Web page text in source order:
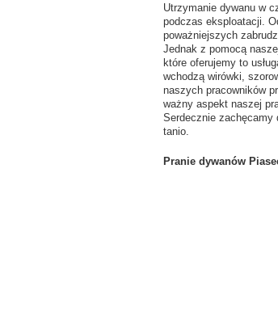
Utrzymanie dywanu w
podczas eksploatacji.
poważniejszych
Jednak z pomocą
które oferujemy to
wchodzą wirówki,
naszych pracowników
ważny aspekt naszej
Serdecznie zachęcamy
tanio.
Pranie dywanów